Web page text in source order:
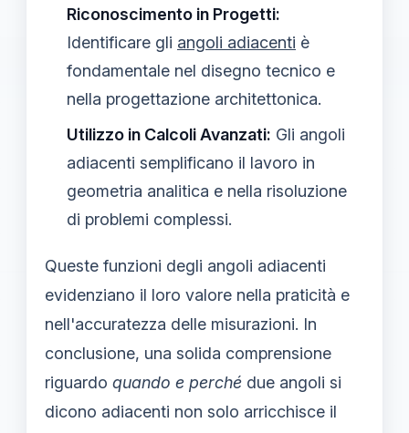
Riconoscimento in Progetti:
Identificare gli angoli adiacenti è
fondamentale nel disegno tecnico e
nella progettazione architettonica.
Utilizzo in Calcoli Avanzati: Gli angoli
adiacenti semplificano il lavoro in
geometria analitica e nella risoluzione
di problemi complessi.
Queste funzioni degli angoli adiacenti
evidenziano il loro valore nella praticità e
nell'accuratezza delle misurazioni. In
conclusione, una solida comprensione
riguardo quando e perché due angoli si
dicono adiacenti non solo arricchisce il